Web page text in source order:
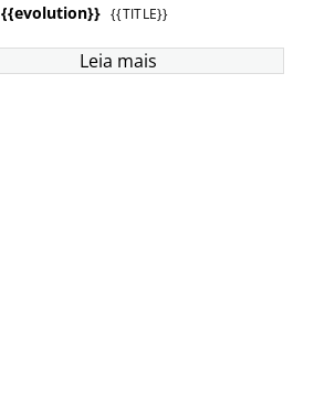
{{evolution}} {{TITLE}}
Leia mais